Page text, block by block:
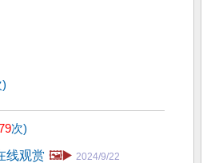
次)
线观赏 🖼️▶️ 2024/9/22